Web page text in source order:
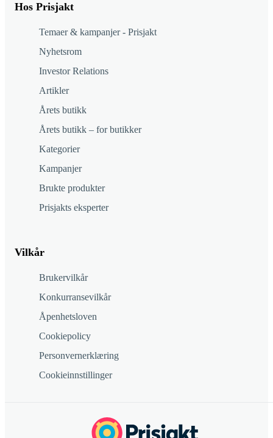
Hos Prisjakt
Temaer & kampanjer - Prisjakt
Nyhetsrom
Investor Relations
Artikler
Årets butikk
Årets butikk – for butikker
Kategorier
Kampanjer
Brukte produkter
Prisjakts eksperter
Vilkår
Brukervilkår
Konkurransevilkår
Åpenhetsloven
Cookiepolicy
Personvernerklæring
Cookieinnstillinger